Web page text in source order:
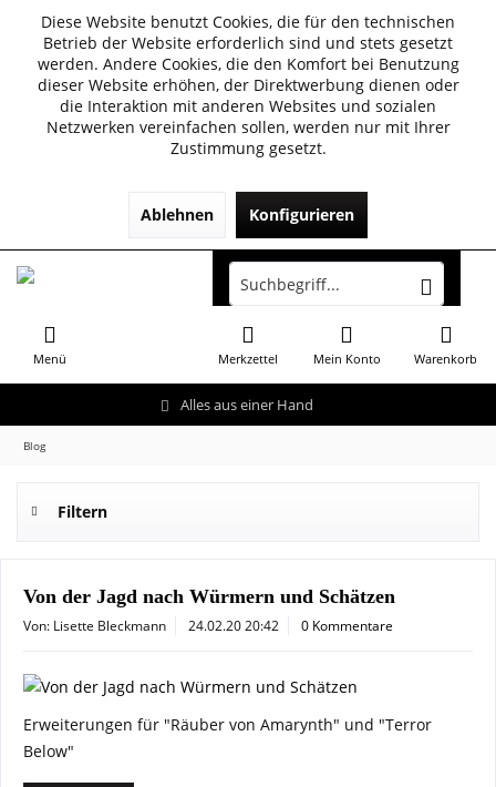
Diese Website benutzt Cookies, die für den technischen
Betrieb der Website erforderlich sind und stets gesetzt
werden. Andere Cookies, die den Komfort bei Benutzung
dieser Website erhöhen, der Direktwerbung dienen oder
die Interaktion mit anderen Websites und sozialen
Netzwerken vereinfachen sollen, werden nur mit Ihrer
Zustimmung gesetzt.
Ablehnen Konfigurieren
Alles aus einer Hand
Menü Warenkorb
Merkzettel Mein Konto
Blog
Filtern
Von der Jagd nach Würmern und Schätzen
Von: Lisette Bleckmann 24.02.20 20:42 0 Kommentare
Erweiterungen für "Räuber von Amarynth" und "Terror
Below"